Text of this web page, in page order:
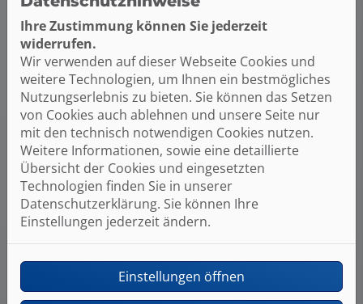
bis zum alltäglichen Gebrauch ist unser Team in
allen technischen Belangen für Sie da.
Was ist der Unterschied zwischen
Erdgas und Flüssiggas?
Eine Flüssiggasheizung funktioniert genau wie eine
Gasheizung. Lediglich der Energielieferant ist der
Unterschied: Flüssiggas hat einen deutlich höheren
Wirkungsgrad und verbrennt mit deutlich weniger
Emissionen. Es ist somit eine nachhaltigere Lösung
im Vergleich zum normalen Erdgas und damit die
perfekte Alternative, wenn kein Gasanschluss
existiert. Doch gerade für den Gastank gilt es einiges
zu beachten. Hier finden Sie die größten Vor- und
Nachteile in der Übersicht.
Ihre Zustimmung können Sie jederzeit
widerrufen.
Wir verwenden auf dieser Webseite Cookies und
weitere Technologien, um Ihnen ein bestmögliches
Nutzungserlebnis zu bieten. Sie können das Setzen
von Cookies auch ablehnen und unsere Seite nur
mit den technisch notwendigen Cookies nutzen.
Weitere Informationen, sowie eine detaillierte
Übersicht der Cookies und eingesetzten
Technologien finden Sie in unserer
Datenschutzerklärung. Sie können Ihre
Einstellungen jederzeit ändern.
Einstellungen öffnen